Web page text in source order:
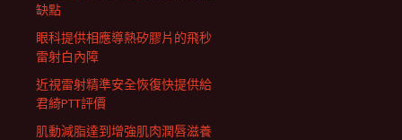
缺點
眼科提供相應導熱矽膠片的飛秒
雷射白內障
近視雷射精準安全恢復快提供給
君綺PTT評價
肌動減脂達到增強肌肉潤唇滋養